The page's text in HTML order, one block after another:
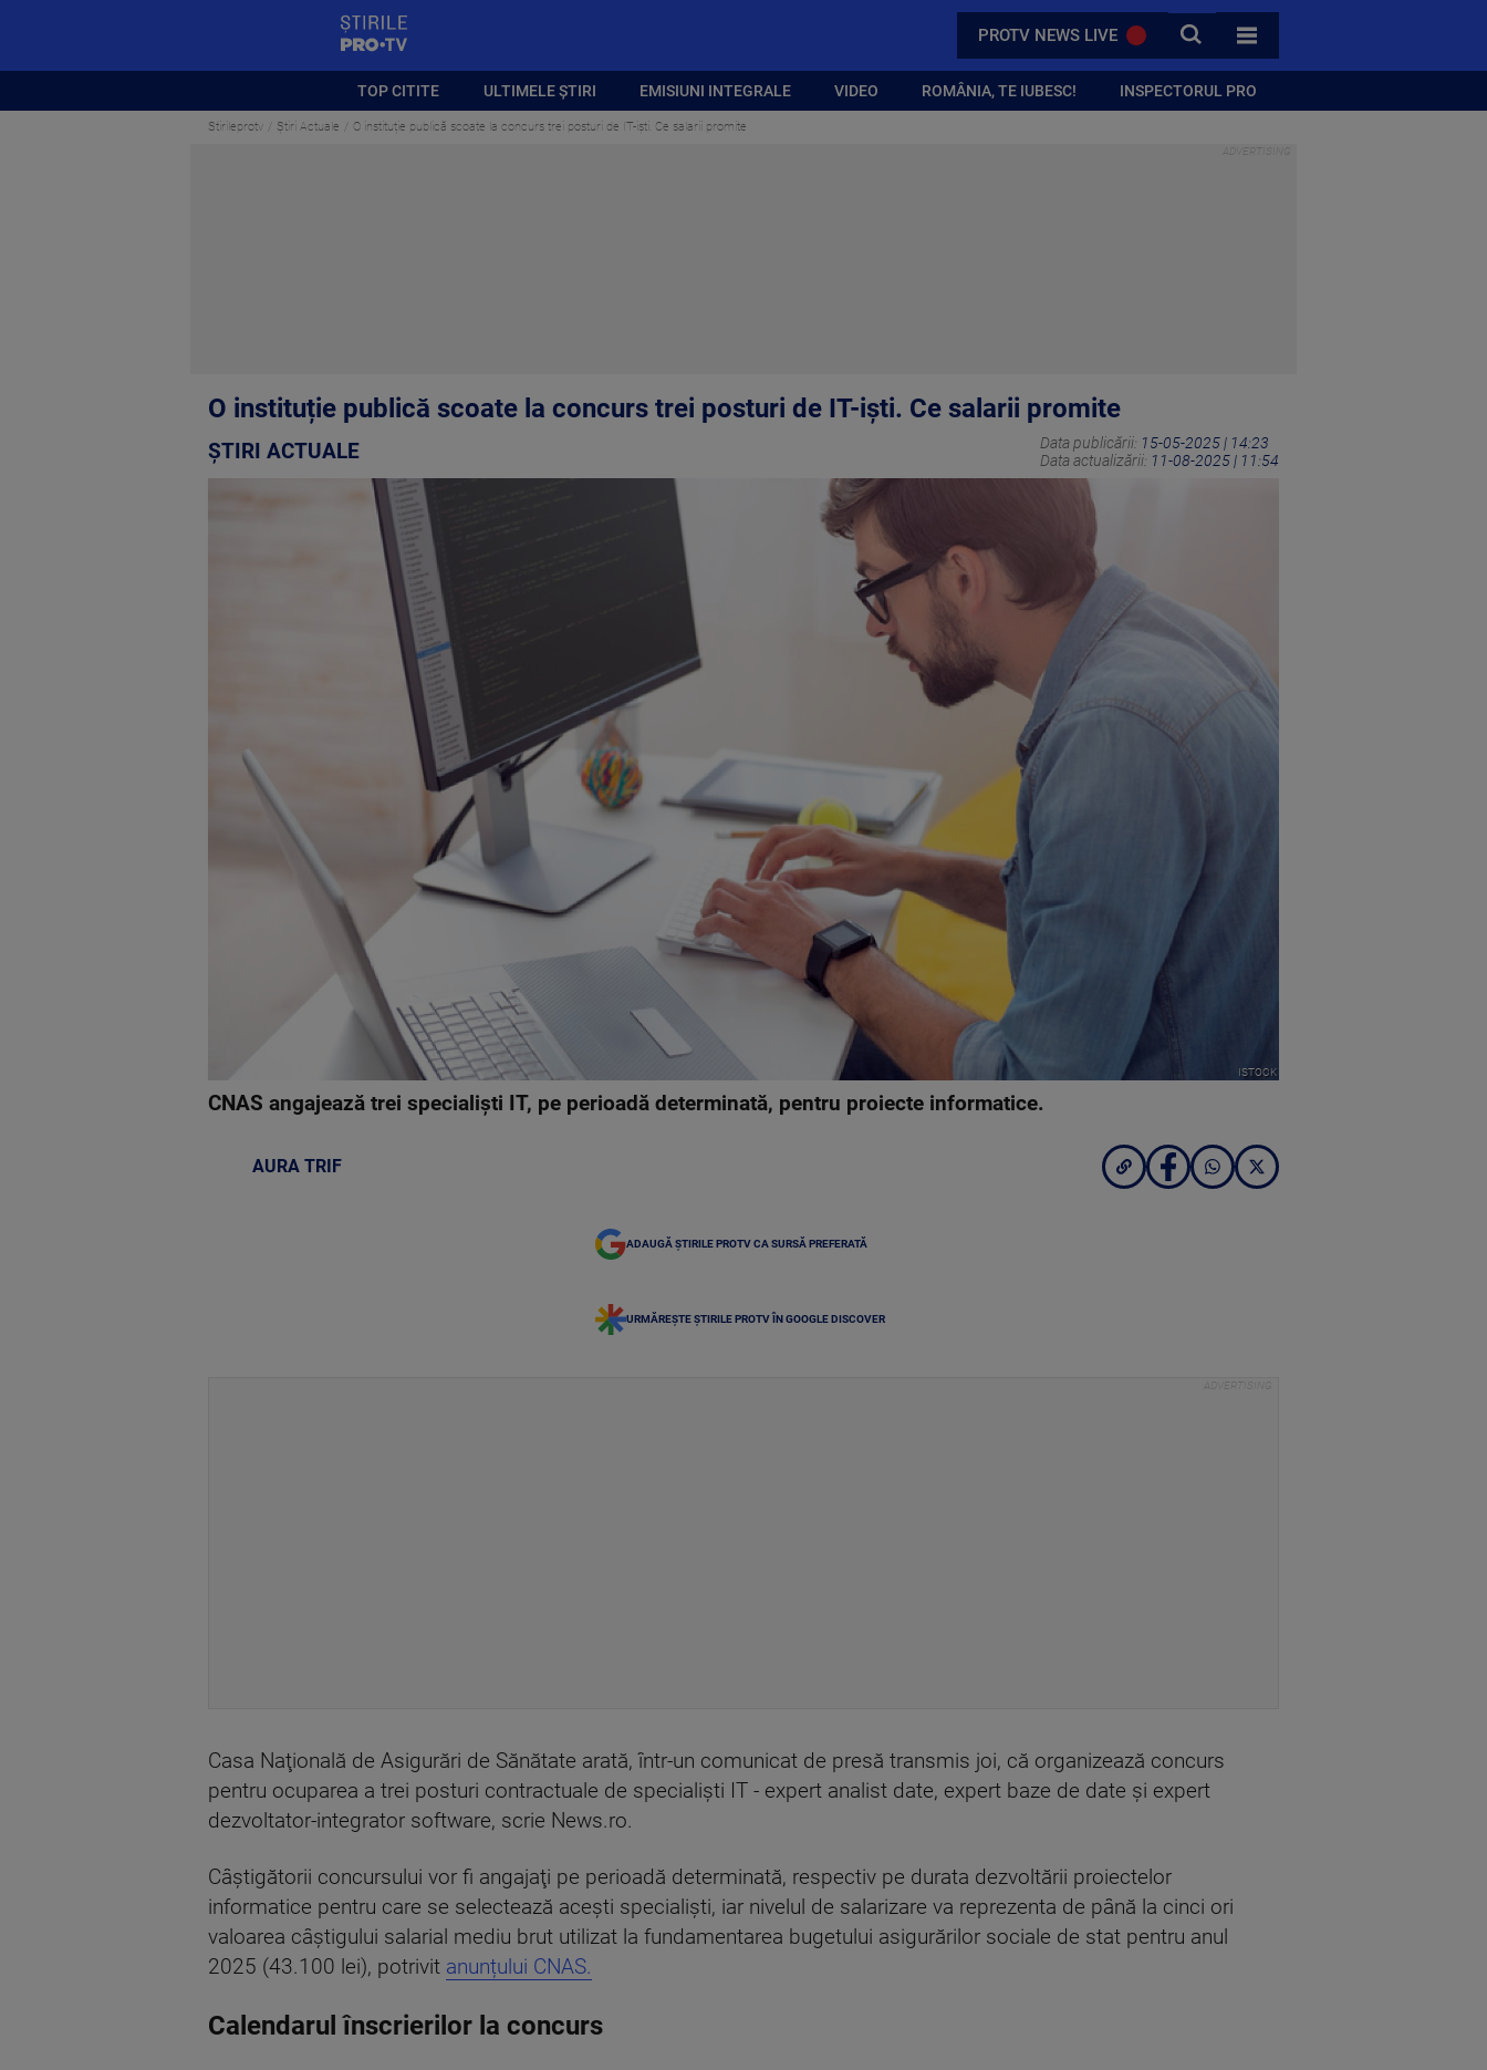
PROTV NEWS LIVE CAUTA
TOATE CATEGORIILE
TOP CITITE ULTIMELE ȘTIRI EMISIUNI INTEGRALE VIDEO ROMÂNIA, TE IUBESC! INSPECTORUL PRO
Stirileprotv Știri Actuale O instituție publică scoate la concurs trei posturi de IT-iști. Ce salarii promite
O instituție publică scoate la concurs trei posturi de IT-iști. Ce salarii promite
ȘTIRI ACTUALE Data publicării: 15-05-2025 | 14:23
Data actualizării: 11-08-2025 | 11:54
ISTOCK
CNAS angajează trei specialiști IT, pe perioadă determinată, pentru proiecte informatice.
AURA TRIF
ADAUGĂ ȘTIRILE PROTV CA SURSĂ PREFERATĂ
URMĂREȘTE ȘTIRILE PROTV ÎN GOOGLE DISCOVER
Casa Naţională de Asigurări de Sănătate arată, într-un comunicat de presă transmis joi, că organizează concurs
pentru ocuparea a trei posturi contractuale de specialişti IT - expert analist date, expert baze de date şi expert
dezvoltator-integrator software, scrie News.ro.
Câştigătorii concursului vor fi angajaţi pe perioadă determinată, respectiv pe durata dezvoltării proiectelor
informatice pentru care se selectează aceşti specialişti, iar nivelul de salarizare va reprezenta de până la cinci ori
valoarea câştigului salarial mediu brut utilizat la fundamentarea bugetului asigurărilor sociale de stat pentru anul
2025 (43.100 lei), potrivit anunțului CNAS.
Calendarul înscrierilor la concurs